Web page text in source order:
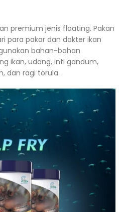
premium jenis floating. Pakan
para pakar dan dokter ikan
bahan-bahan
ikan, udang, inti gandum,
dan ragi torula.